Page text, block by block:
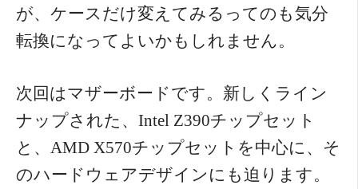
が、ケースだけ変えてみるってのも気分
転換になってよいかもしれません。
次回はマザーボードです。新しくライン
ナップされた、Intel Z390チップセット
と、AMD X570チップセットを中心に、そ
のハードウェアデザインにも迫ります。